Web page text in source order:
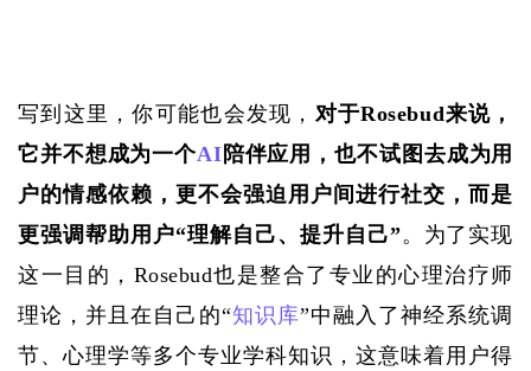
写到这里，你可能也会发现， 对于Rosebud来说，
它并不想成为一个AI 陪伴应用，也不试图去成为用
户的情感依赖，更不会强迫用户间进行社交，而是
更强调帮助用户“理解自己、提升自己”。为了实现
这一目的， Rosebud也是整合了专业的心理治疗师
理论，并且在自己的“知识库”中融入了神经系统调
节、心理学等多个专业学科知识，这意味着用户得